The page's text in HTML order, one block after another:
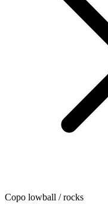
Copo lowball / rocks